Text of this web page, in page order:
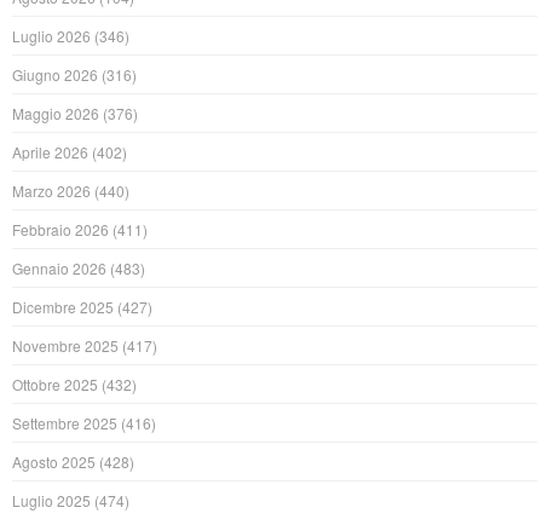
Luglio 2026 (346)
Giugno 2026 (316)
Maggio 2026 (376)
Aprile 2026 (402)
Marzo 2026 (440)
Febbraio 2026 (411)
Gennaio 2026 (483)
Dicembre 2025 (427)
Novembre 2025 (417)
Ottobre 2025 (432)
Settembre 2025 (416)
Agosto 2025 (428)
Luglio 2025 (474)